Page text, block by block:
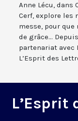
Anne Lécu, dans
Cerf, explore les
messe, pour
de grâce...
partenariat avec
L’Esprit des
L’Esprit